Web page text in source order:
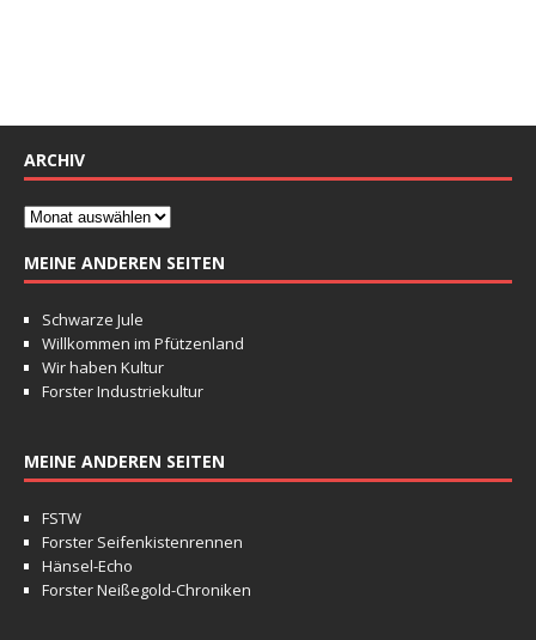
ARCHIV
MEINE ANDEREN SEITEN
Schwarze Jule
Willkommen im Pfützenland
Wir haben Kultur
Forster Industriekultur
MEINE ANDEREN SEITEN
FSTW
Forster Seifenkistenrennen
Hänsel-Echo
Forster Neißegold-Chroniken